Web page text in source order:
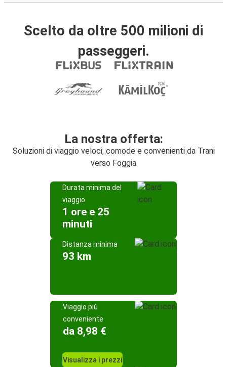
Scelto da oltre 500 milioni di
passeggeri.
La nostra offerta:
Soluzioni di viaggio veloci, comode e convenienti da Trani
verso Foggia
Durata minima del
viaggio
1 ore e 25
minuti
Distanza minima
93 km
Viaggio più
conveniente
da 8,98 €
Visualizza i prezzi